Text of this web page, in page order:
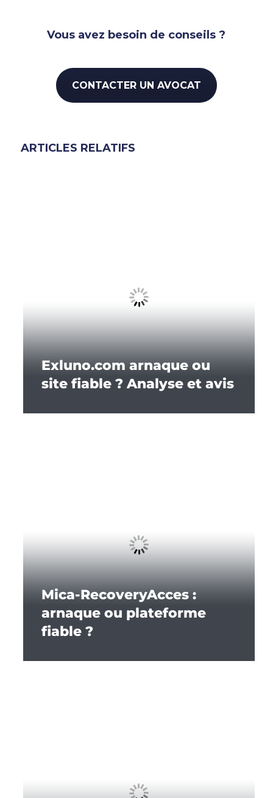
Vous avez besoin de conseils ?
CONTACTER UN AVOCAT
ARTICLES RELATIFS
Exluno.com arnaque ou
site fiable ? Analyse et avis
Mica-RecoveryAcces :
arnaque ou plateforme
fiable ?